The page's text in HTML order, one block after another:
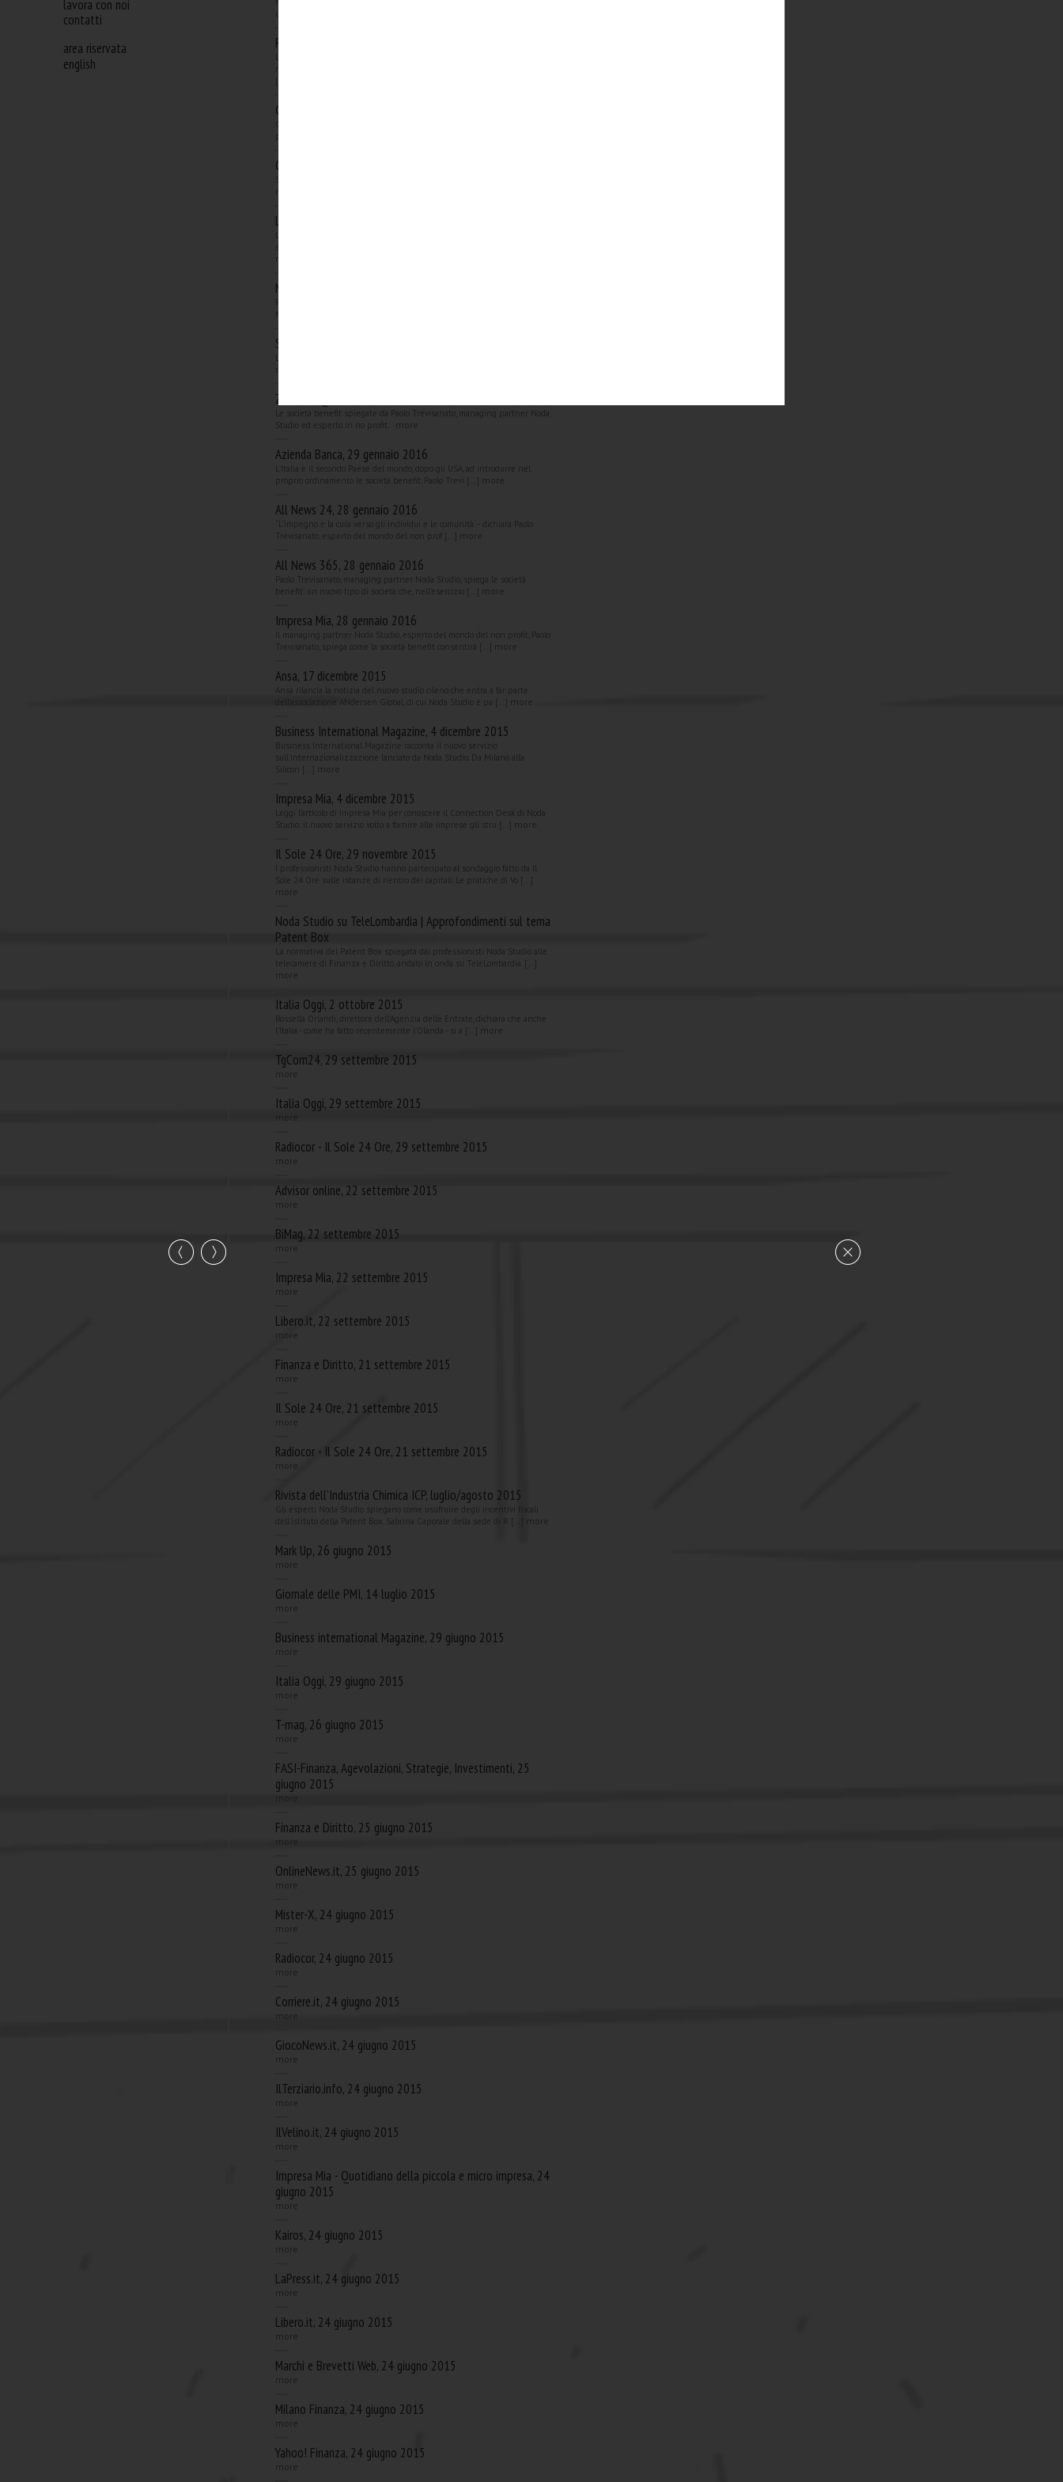
lavora con noi
contatti
area riservata
english
Rassegna stampa completa su ArtVantage
Guido De Vecchi a Rai News 24 sulle start-up
Corriere della Sera, 19 maggio 2016
La Repubblica, 12 maggio 2016
more
MediaKey.tv, 1 febbraio 2016
Social Media Manager, 1 febbraio 2016
ZeroVentiQuattro, 1 febbraio 2016
Le società benefit spiegate da Paolo Trevisanato, managing partner Noda
Studio ed esperto in no profit. more
Azienda Banca, 29 gennaio 2016
L'Italia è il secondo Paese del mondo, dopo gli USA, ad introdurre nel
proprio ordinamento le società benefit. Paolo Trevi [...] more
All News 24, 28 gennaio 2016
“L’impegno e la cura verso gli individui e le comunità – dichiara Paolo
Trevisanato, esperto del mondo del non prof [...] more
All News 365, 28 gennaio 2016
Paolo Trevisanato, managing partner Noda Studio, spiega le società
benefit: un nuovo tipo di società che, nell’esercizio [...] more
Impresa Mia, 28 gennaio 2016
Il managing partner Noda Studio, esperto del mondo del non profit, Paolo
Trevisanato, spiega come la società benefit consentirà [...] more
Ansa, 17 dicembre 2015
Ansa rilancia la notizia del nuovo studio cileno che entra a far parte
dell'associazione ANdersen Global, di cui Noda Studio è pa [...] more
Business International Magazine, 4 dicembre 2015
Business International Magazine racconta il nuovo servizio
sull'internazionalizzazione lanciato da Noda Studio. Da Milano alla
more
Impresa Mia, 4 dicembre 2015
Leggi l'articolo di Impresa Mia per conoscere il Connection Desk di Noda
Studio: il nuovo servizio volto a fornire alle imprese gli stru [...] more
Il Sole 24 Ore, 29 novembre 2015
I professionisti Noda Studio hanno partecipato al sondaggio fatto da Il
Sole 24 Ore sulle istanze di rientro dei capitali. Le pratiche di Vo [...]
more
Noda Studio su TeleLombardia | Approfondimenti sul tema
Patent Box
La normativa del Patent Box spiegata dai professionisti Noda Studio alle
telecamere di Finanza e Diritto, andato in onda su TeleLombardia. [...]
more
Italia Oggi, 2 ottobre 2015
Rossella Orlandi, direttore dell'Agenzia delle Entrate, dichiara che anche
l'Italia - come ha fatto recentemente l'Olanda - si a [...] more
TgCom24, 29 settembre 2015
more
Italia Oggi, 29 settembre 2015
Radiocor - Il Sole 24 Ore, 29 settembre 2015
more
Advisor online, 22 settembre 2015
more
BiMag, 22 settembre 2015
more
Impresa Mia, 22 settembre 2015
more
Libero.it, 22 settembre 2015
more
Finanza e Diritto, 21 settembre 2015
more
Il Sole 24 Ore, 21 settembre 2015
more
Radiocor - Il Sole 24 Ore, 21 settembre 2015
more
Rivista dell’Industria Chimica ICP, luglio/agosto 2015
Gli esperti Noda Studio spiegano come usufruire degli incentivi fiscali
dell'istituto della Patent Box. Sabrina Caporale della sede di R [...]
more
Mark Up, 26 giugno 2015
more
Giornale delle PMI, 14 luglio 2015
more
Business international Magazine, 29 giugno 2015
more
Italia Oggi, 29 giugno 2015
more
T-mag, 26 giugno 2015
more
FASI-Finanza, Agevolazioni, Strategie, Investimenti, 25
giugno 2015
Finanza e Diritto, 25 giugno 2015
more
OnlineNews.it, 25 giugno 2015
more
Mister-X, 24 giugno 2015
more
Radiocor, 24 giugno 2015
more
Corriere.it, 24 giugno 2015
more
GiocoNews.it, 24 giugno 2015
more
IlTerziario.info, 24 giugno 2015
more
IlVelino.it, 24 giugno 2015
more
Impresa Mia - Quotidiano della piccola e micro impresa, 24
giugno 2015
more
Kairos, 24 giugno 2015
more
LaPress.it, 24 giugno 2015
more
Libero.it, 24 giugno 2015
more
Marchi e Brevetti Web, 24 giugno 2015
more
Milano Finanza, 24 giugno 2015
more
Yahoo! Finanza, 24 giugno 2015
more